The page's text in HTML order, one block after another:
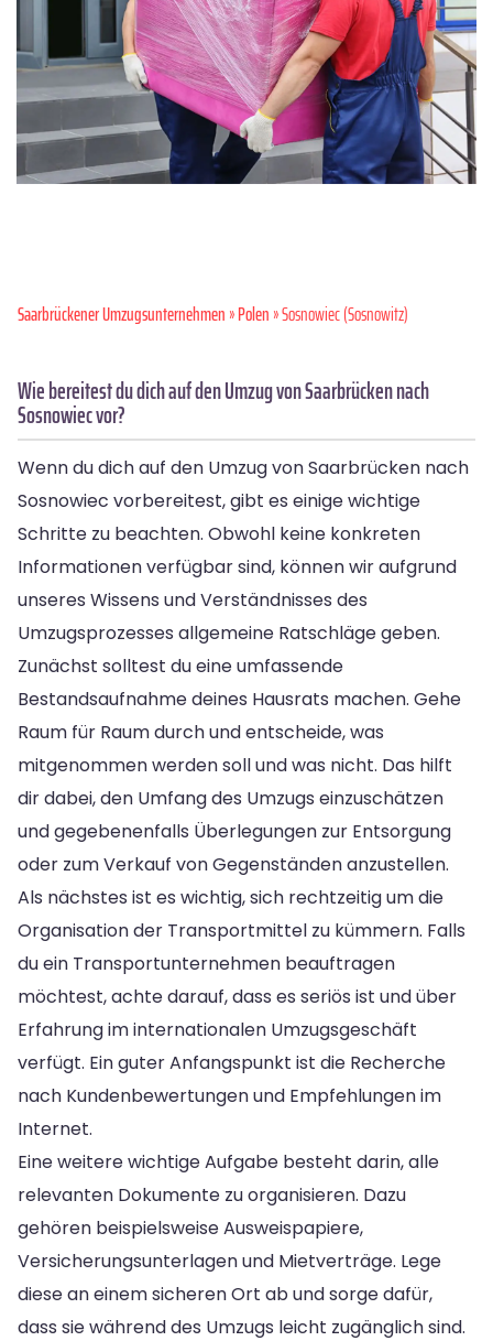
Saarbrückener Umzugsunternehmen»Polen» Sosnowiec (Sosnowitz)
Wie bereitest du dich auf den Umzug von Saarbrücken nach
Sosnowiec vor?
Wenn du dich auf den Umzug von Saarbrücken nach
Sosnowiec vorbereitest, gibt es einige wichtige
Schritte zu beachten. Obwohl keine konkreten
Informationen verfügbar sind, können wir aufgrund
unseres Wissens und Verständnisses des
Umzugsprozesses allgemeine Ratschläge geben.
Zunächst solltest du eine umfassende
Bestandsaufnahme deines Hausrats machen. Gehe
Raum für Raum durch und entscheide, was
mitgenommen werden soll und was nicht. Das hilft
dir dabei, den Umfang des Umzugs einzuschätzen
und gegebenenfalls Überlegungen zur Entsorgung
oder zum Verkauf von Gegenständen anzustellen.
Als nächstes ist es wichtig, sich rechtzeitig um die
Organisation der Transportmittel zu kümmern. Falls
du ein Transportunternehmen beauftragen
möchtest, achte darauf, dass es seriös ist und über
Erfahrung im internationalen Umzugsgeschäft
verfügt. Ein guter Anfangspunkt ist die Recherche
nach Kundenbewertungen und Empfehlungen im
Internet.
Eine weitere wichtige Aufgabe besteht darin, alle
relevanten Dokumente zu organisieren. Dazu
gehören beispielsweise Ausweispapiere,
Versicherungsunterlagen und Mietverträge. Lege
diese an einem sicheren Ort ab und sorge dafür,
dass sie während des Umzugs leicht zugänglich sind.